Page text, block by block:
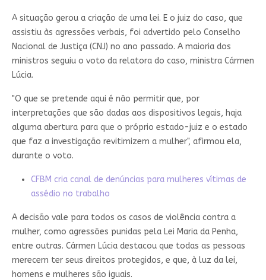
A situação gerou a criação de uma lei. E o juiz do caso, que
assistiu às agressões verbais, foi advertido pelo Conselho
Nacional de Justiça (CNJ) no ano passado. A maioria dos
ministros seguiu o voto da relatora do caso, ministra Cármen
Lúcia.
"O que se pretende aqui é não permitir que, por
interpretações que são dadas aos dispositivos legais, haja
alguma abertura para que o próprio estado-juiz e o estado
que faz a investigação revitimizem a mulher", afirmou ela,
durante o voto.
CFBM cria canal de denúncias para mulheres vítimas de
assédio no trabalho
A decisão vale para todos os casos de violência contra a
mulher, como agressões punidas pela Lei Maria da Penha,
entre outras. Cármen Lúcia destacou que todas as pessoas
merecem ter seus direitos protegidos, e que, à luz da lei,
homens e mulheres são iguais.